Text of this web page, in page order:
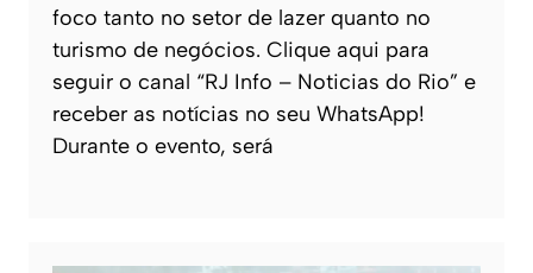
foco tanto no setor de lazer quanto no
turismo de negócios. Clique aqui para
seguir o canal “RJ Info – Noticias do Rio” e
receber as notícias no seu WhatsApp!
Durante o evento, será